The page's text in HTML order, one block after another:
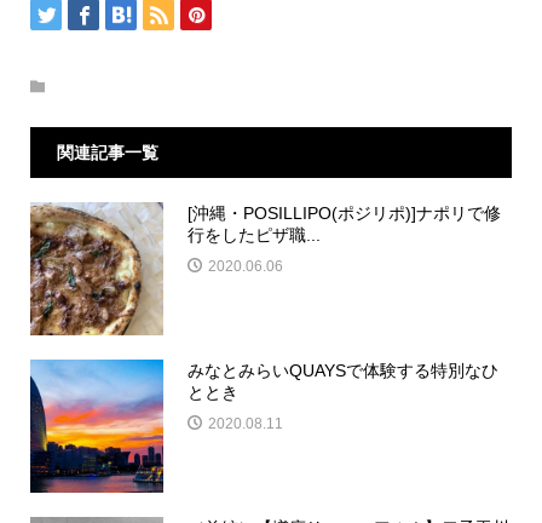
関連記事一覧
[沖縄・POSILLIPO(ポジリポ)]ナポリで修
行をしたピザ職...
2020.06.06
みなとみらいQUAYSで体験する特別なひ
ととき
2020.08.11